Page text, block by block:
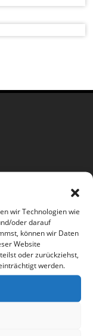
wir Technologien wie
oder darauf
können wir Daten
Website
oder zurückziehst,
werden.